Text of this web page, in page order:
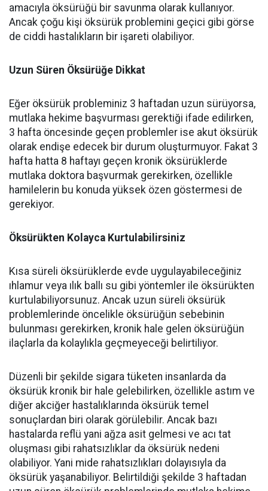
amacıyla öksürüğü bir savunma olarak kullanıyor.
Ancak çoğu kişi öksürük problemini geçici gibi görse
de ciddi hastalıkların bir işareti olabiliyor.
Uzun Süren Öksürüğe Dikkat
Eğer öksürük probleminiz 3 haftadan uzun sürüyorsa,
mutlaka hekime başvurması gerektiği ifade edilirken,
3 hafta öncesinde geçen problemler ise akut öksürük
olarak endişe edecek bir durum oluşturmuyor. Fakat 3
hafta hatta 8 haftayı geçen kronik öksürüklerde
mutlaka doktora başvurmak gerekirken, özellikle
hamilelerin bu konuda yüksek özen göstermesi de
gerekiyor.
Öksürükten Kolayca Kurtulabilirsiniz
Kısa süreli öksürüklerde evde uygulayabileceğiniz
ıhlamur veya ılık ballı su gibi yöntemler ile öksürükten
kurtulabiliyorsunuz. Ancak uzun süreli öksürük
problemlerinde öncelikle öksürüğün sebebinin
bulunması gerekirken, kronik hale gelen öksürüğün
ilaçlarla da kolaylıkla geçmeyeceği belirtiliyor.
Düzenli bir şekilde sigara tüketen insanlarda da
öksürük kronik bir hale gelebilirken, özellikle astım ve
diğer akciğer hastalıklarında öksürük temel
sonuçlardan biri olarak görülebilir. Ancak bazı
hastalarda reflü yani ağza asit gelmesi ve acı tat
oluşması gibi rahatsızlıklar da öksürük nedeni
olabiliyor. Yani mide rahatsızlıkları dolayısıyla da
öksürük yaşanabiliyor. Belirtildiği şekilde 3 haftadan